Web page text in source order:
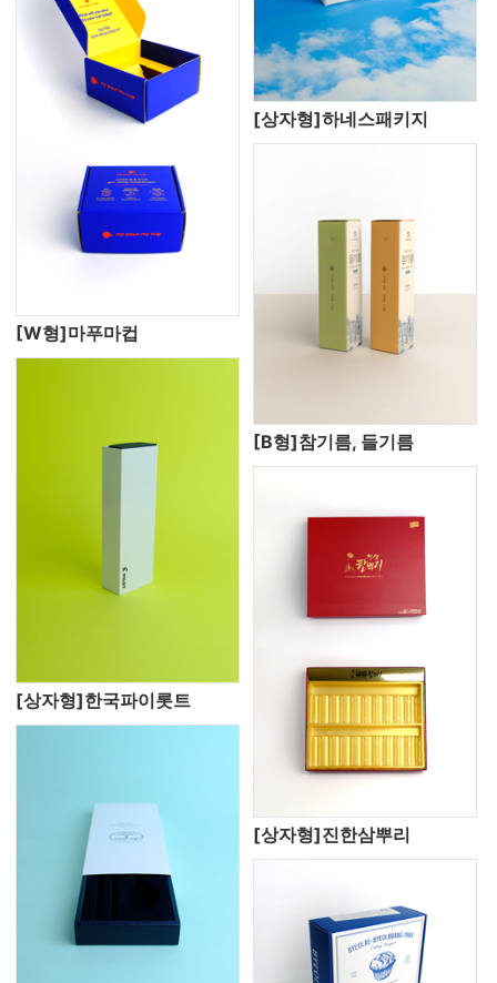
[W형]마푸마컵
[상자형]하네스패키지
[상자형]한국파이롯트
[B형]참기름, 들기름
[상자형]진한삼뿌리